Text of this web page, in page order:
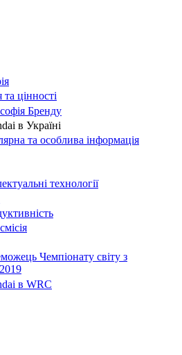
та цінності
Бренду
в Україні
та особлива інформація
технології
Чемпіонату світу з
в WRC